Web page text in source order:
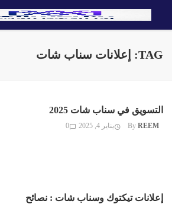
TAG: إعلانات سناب شات
التسويق في سناب شات 2025
By REEM يناير 4, 2025 0
إعلانات تيكتوك وسناب شات : نصائح